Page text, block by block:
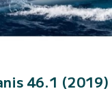
46.1 (2019)